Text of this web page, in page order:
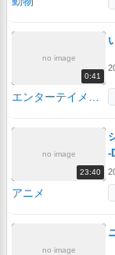
no image
0:41
no image
23:40
-
アニメ
no image